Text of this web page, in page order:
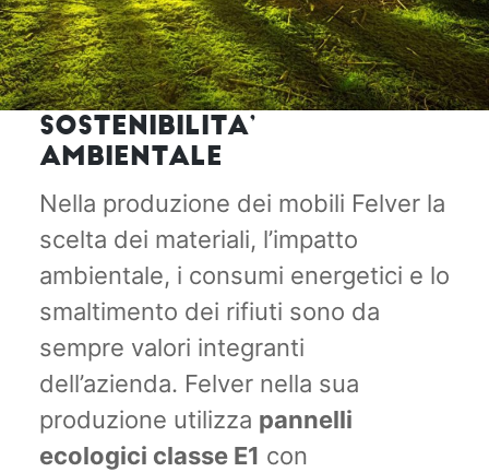
SOSTENIBILITA’
AMBIENTALE
Nella produzione dei mobili Felver la
scelta dei materiali, l’impatto
ambientale, i consumi energetici e lo
smaltimento dei rifiuti sono da
sempre valori integranti
dell’azienda. Felver nella sua
produzione utilizza pannelli
ecologici classe E1 con